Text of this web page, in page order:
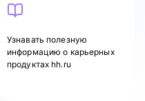
Узнавать полезную
информацию о карьерных
продуктах hh.ru